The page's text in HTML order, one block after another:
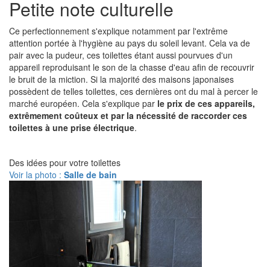
Petite note culturelle
Ce perfectionnement s'explique notamment par l'extrême
attention portée à l'hygiène au pays du soleil levant. Cela va de
pair avec la pudeur, ces toilettes étant aussi pourvues d'un
appareil reproduisant le son de la chasse d'eau afin de recouvrir
le bruit de la miction. Si la majorité des maisons japonaises
possèdent de telles toilettes, ces dernières ont du mal à percer le
marché européen. Cela s'explique par le prix de ces appareils,
extrêmement coûteux et par la nécessité de raccorder ces
toilettes à une prise électrique.
Des idées pour votre toilettes
Voir la photo : Salle de bain